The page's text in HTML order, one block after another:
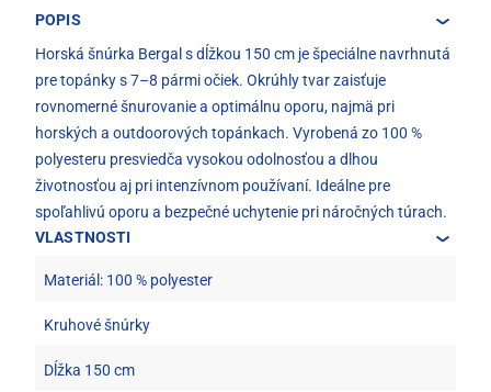
POPIS
Horská šnúrka Bergal s dĺžkou 150 cm je špeciálne navrhnutá
pre topánky s 7–8 pármi očiek. Okrúhly tvar zaisťuje
rovnomerné šnurovanie a optimálnu oporu, najmä pri
horských a outdoorových topánkach. Vyrobená zo 100 %
polyesteru presviedča vysokou odolnosťou a dlhou
životnosťou aj pri intenzívnom používaní. Ideálne pre
spoľahlivú oporu a bezpečné uchytenie pri náročných túrach.
VLASTNOSTI
Materiál: 100 % polyester
Kruhové šnúrky
Dĺžka 150 cm